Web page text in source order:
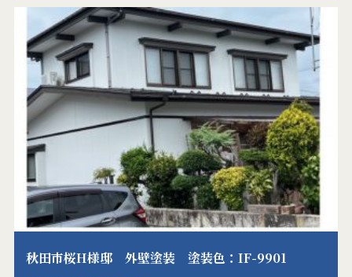
秋田市桜H様邸 外壁塗装 塗装色：IF-9901